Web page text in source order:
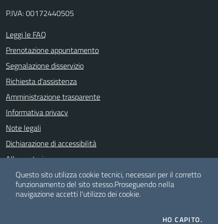
P.IVA: 00172440505
Leggi le FAQ
Prenotazione appuntamento
Segnalazione disservizio
Richiesta d'assistenza
Amministrazione trasparente
Informativa privacy
Note legali
Dichiarazione di accessibilità
Albo pretorio
Meccanismo di feedback
Questo sito utilizza cookie tecnici, necessari per il corretto
funzionamento del sito stesso.Proseguendo nella
navigazione accetti l'utilizzo dei cookie.
HO CAPITO.